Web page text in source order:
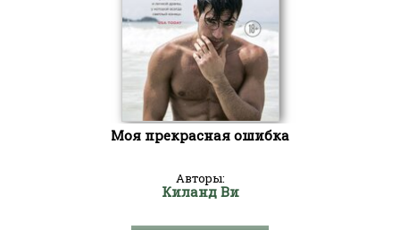
Моя прекрасная ошибка
Авторы:
Киланд Ви